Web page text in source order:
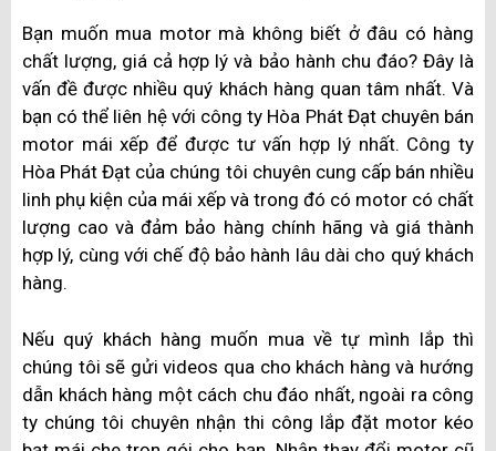
Bạn muốn mua motor mà không biết ở đâu có hàng
chất lượng, giá cả hợp lý và bảo hành chu đáo? Đây là
vấn đề được nhiều quý khách hàng quan tâm nhất. Và
bạn có thể liên hệ với công ty Hòa Phát Đạt chuyên bán
motor mái xếp để được tư vấn hợp lý nhất. Công ty
Hòa Phát Đạt của chúng tôi chuyên cung cấp bán nhiều
linh phụ kiện của mái xếp và trong đó có motor có chất
lượng cao và đảm bảo hàng chính hãng và giá thành
hợp lý, cùng với chế độ bảo hành lâu dài cho quý khách
hàng.
Nếu quý khách hàng muốn mua về tự mình lắp thì
chúng tôi sẽ gửi videos qua cho khách hàng và hướng
dẫn khách hàng một cách chu đáo nhất, ngoài ra công
ty chúng tôi chuyên nhận thi công lắp đặt motor kéo